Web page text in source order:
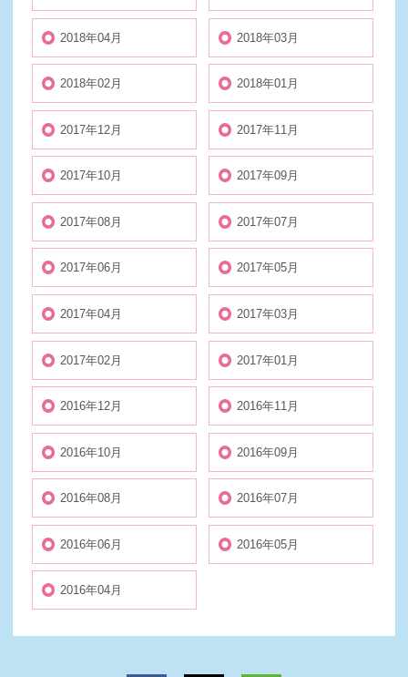
2018年04月 2018年03月
2018年02月 2018年01月
2017年12月 2017年11月
2017年10月 2017年09月
2017年08月 2017年07月
2017年06月 2017年05月
2017年04月 2017年03月
2017年02月 2017年01月
2016年12月 2016年11月
2016年10月 2016年09月
2016年08月 2016年07月
2016年06月 2016年05月
2016年04月